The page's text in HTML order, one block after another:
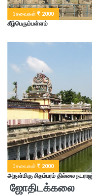
சேவைகள் 2000
கீழ்பெரும்பள்ளம்
சேவைகள் 2000
அருள்மிகு சிதம்பரம் தில்லை
ஜோதிடக்கலை